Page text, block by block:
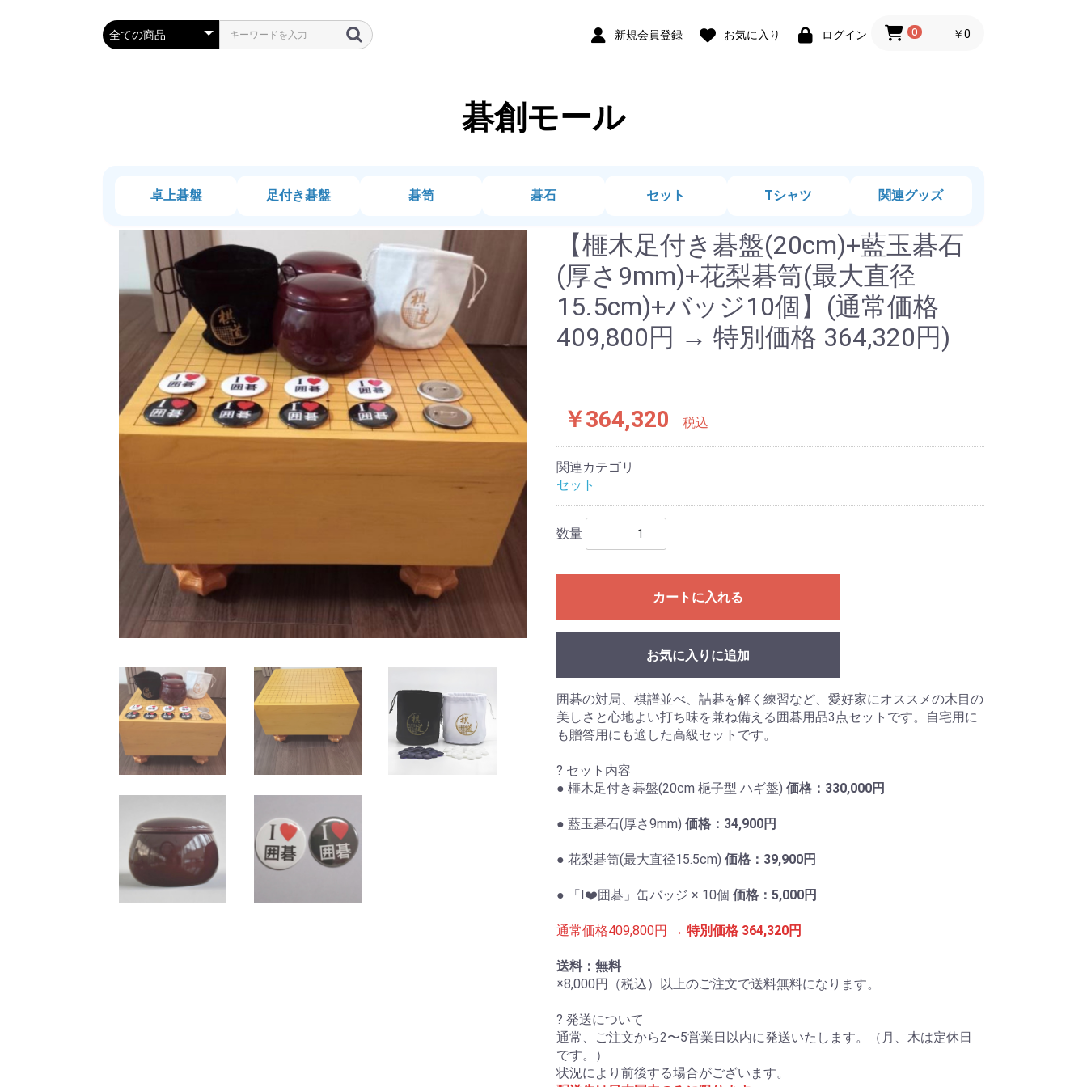
新規会員登録 お気に入り ログイン 0 ￥0
碁創モール
卓上碁盤 足付き碁盤 碁笥 碁石 セット Tシャツ 関連グッズ
【榧木足付き碁盤(20cm)+藍玉碁石
(厚さ9mm)+花梨碁笥(最大直径
15.5cm)+バッジ10個】(通常価格
409,800円 → 特別価格 364,320円)
￥364,320 税込
関連カテゴリ
セット
数量
カートに入れる
お気に入りに追加
囲碁の対局、棋譜並べ、詰碁を解く練習など、愛好家にオススメの木目の
美しさと心地よい打ち味を兼ね備える囲碁用品3点セットです。自宅用に
も贈答用にも適した高級セットです。
? セット内容
● 榧木足付き碁盤(20cm 梔子型 ハギ盤) 価格：330,000円
● 藍玉碁石(厚さ9mm) 価格：34,900円
● 花梨碁笥(最大直径15.5cm) 価格：39,900円
● 「I❤️囲碁」缶バッジ × 10個 価格：5,000円
通常価格409,800円 → 特別価格 364,320円
送料：無料
※8,000円（税込）以上のご注文で送料無料になります。
? 発送について
通常、ご注文から2〜5営業日以内に発送いたします。（月、木は定休日
です。）
状況により前後する場合がございます。